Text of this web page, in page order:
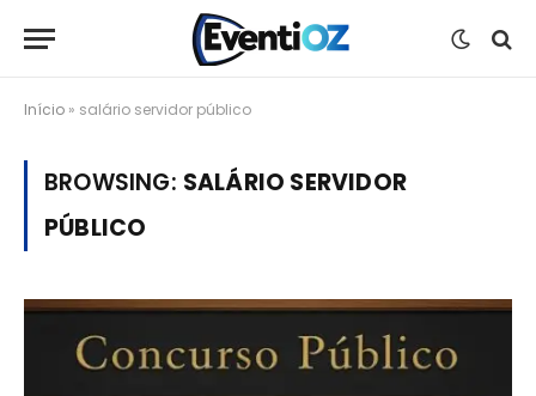
Início » salário servidor público
BROWSING: SALÁRIO SERVIDOR
PÚBLICO